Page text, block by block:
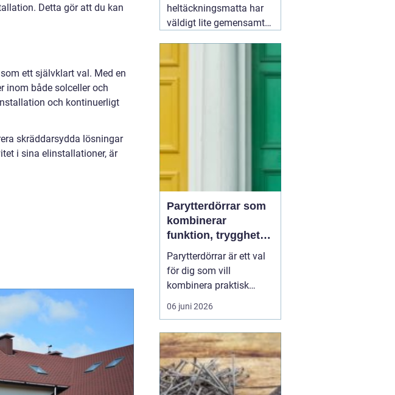
Detta gör att du kan
ett självklart val. Med en
inom både solceller och
och kontinuerligt
skräddarsydda lösningar
i sina elinstallationer, är
heltäckningsmatta har
väldigt lite gemensamt
från 70- och 80-talet.
Dagens textilgolv är
2026
Parytterdörrar som
kombinerar
funktion, trygghet
och stil
Parytterdörrar är ett val
för dig som vill
kombinera praktisk
vardagsfunktion med en
välkomnande känsla
för huset. Parytterdörrar
ger en generös öppning,
släpper in mycket ljus
och förstärker husets
06 juni 2026